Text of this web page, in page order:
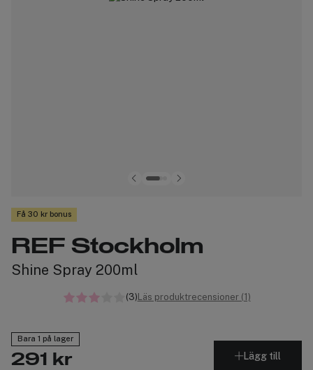
Få 30 kr bonus
REF Stockholm
Shine Spray 200ml
(3) Läs produktrecensioner (1)
Bara 1 på lager
291 kr Lägg till